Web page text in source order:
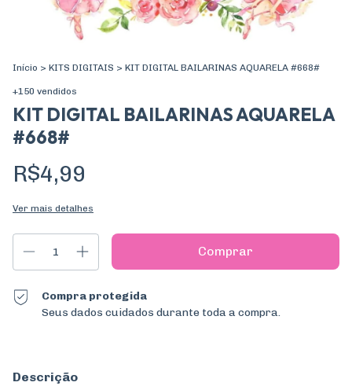
Início > KITS DIGITAIS > KIT DIGITAL BAILARINAS AQUARELA #668#
+150 vendidos
KIT DIGITAL BAILARINAS AQUARELA
#668#
R$4,99
Ver mais detalhes
Compra protegida
Seus dados cuidados durante toda a compra.
Descrição